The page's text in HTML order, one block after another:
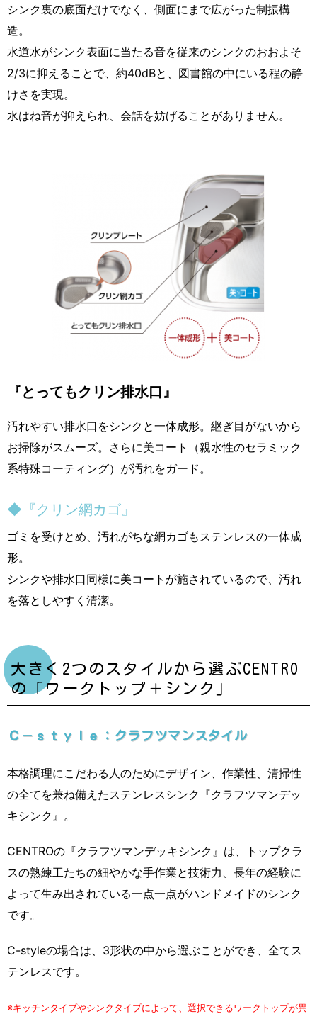
シンク裏の底面だけでなく、側面にまで広がった制振構
造。
水道水がシンク表面に当たる音を従来のシンクのおおよそ
2/3に抑えることで、約40dBと、図書館の中にいる程の静
けさを実現。
水はね音が抑えられ、会話を妨げることがありません。
『とってもクリン排水口』
汚れやすい排水口をシンクと一体成形。継ぎ目がないから
お掃除がスムーズ。さらに美コート（親水性のセラミック
系特殊コーティング）が汚れをガード。
◆『クリン網カゴ』
ゴミを受けとめ、汚れがちな網カゴもステンレスの一体成
形。
シンクや排水口同様に美コートが施されているので、汚れ
を落としやすく清潔。
大きく2つのスタイルから選ぶCENTRO
の「ワークトップ＋シンク」
Ｃ－ｓｔｙｌｅ：クラフツマンスタイル
本格調理にこだわる人のためにデザイン、作業性、清掃性
の全てを兼ね備えたステンレスシンク『クラフツマンデッ
キシンク』。
CENTROの『クラフツマンデッキシンク』は、トップクラ
スの熟練工たちの細やかな手作業と技術力、長年の経験に
よって生み出されている一点一点がハンドメイドのシンク
です。
C-styleの場合は、3形状の中から選ぶことができ、全てス
テンレスです。
※キッチンタイプやシンクタイプによって、選択できるワークトップが異